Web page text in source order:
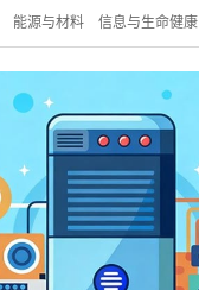
能源与材料 信息与生命健康